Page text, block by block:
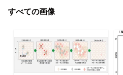
すべての画像